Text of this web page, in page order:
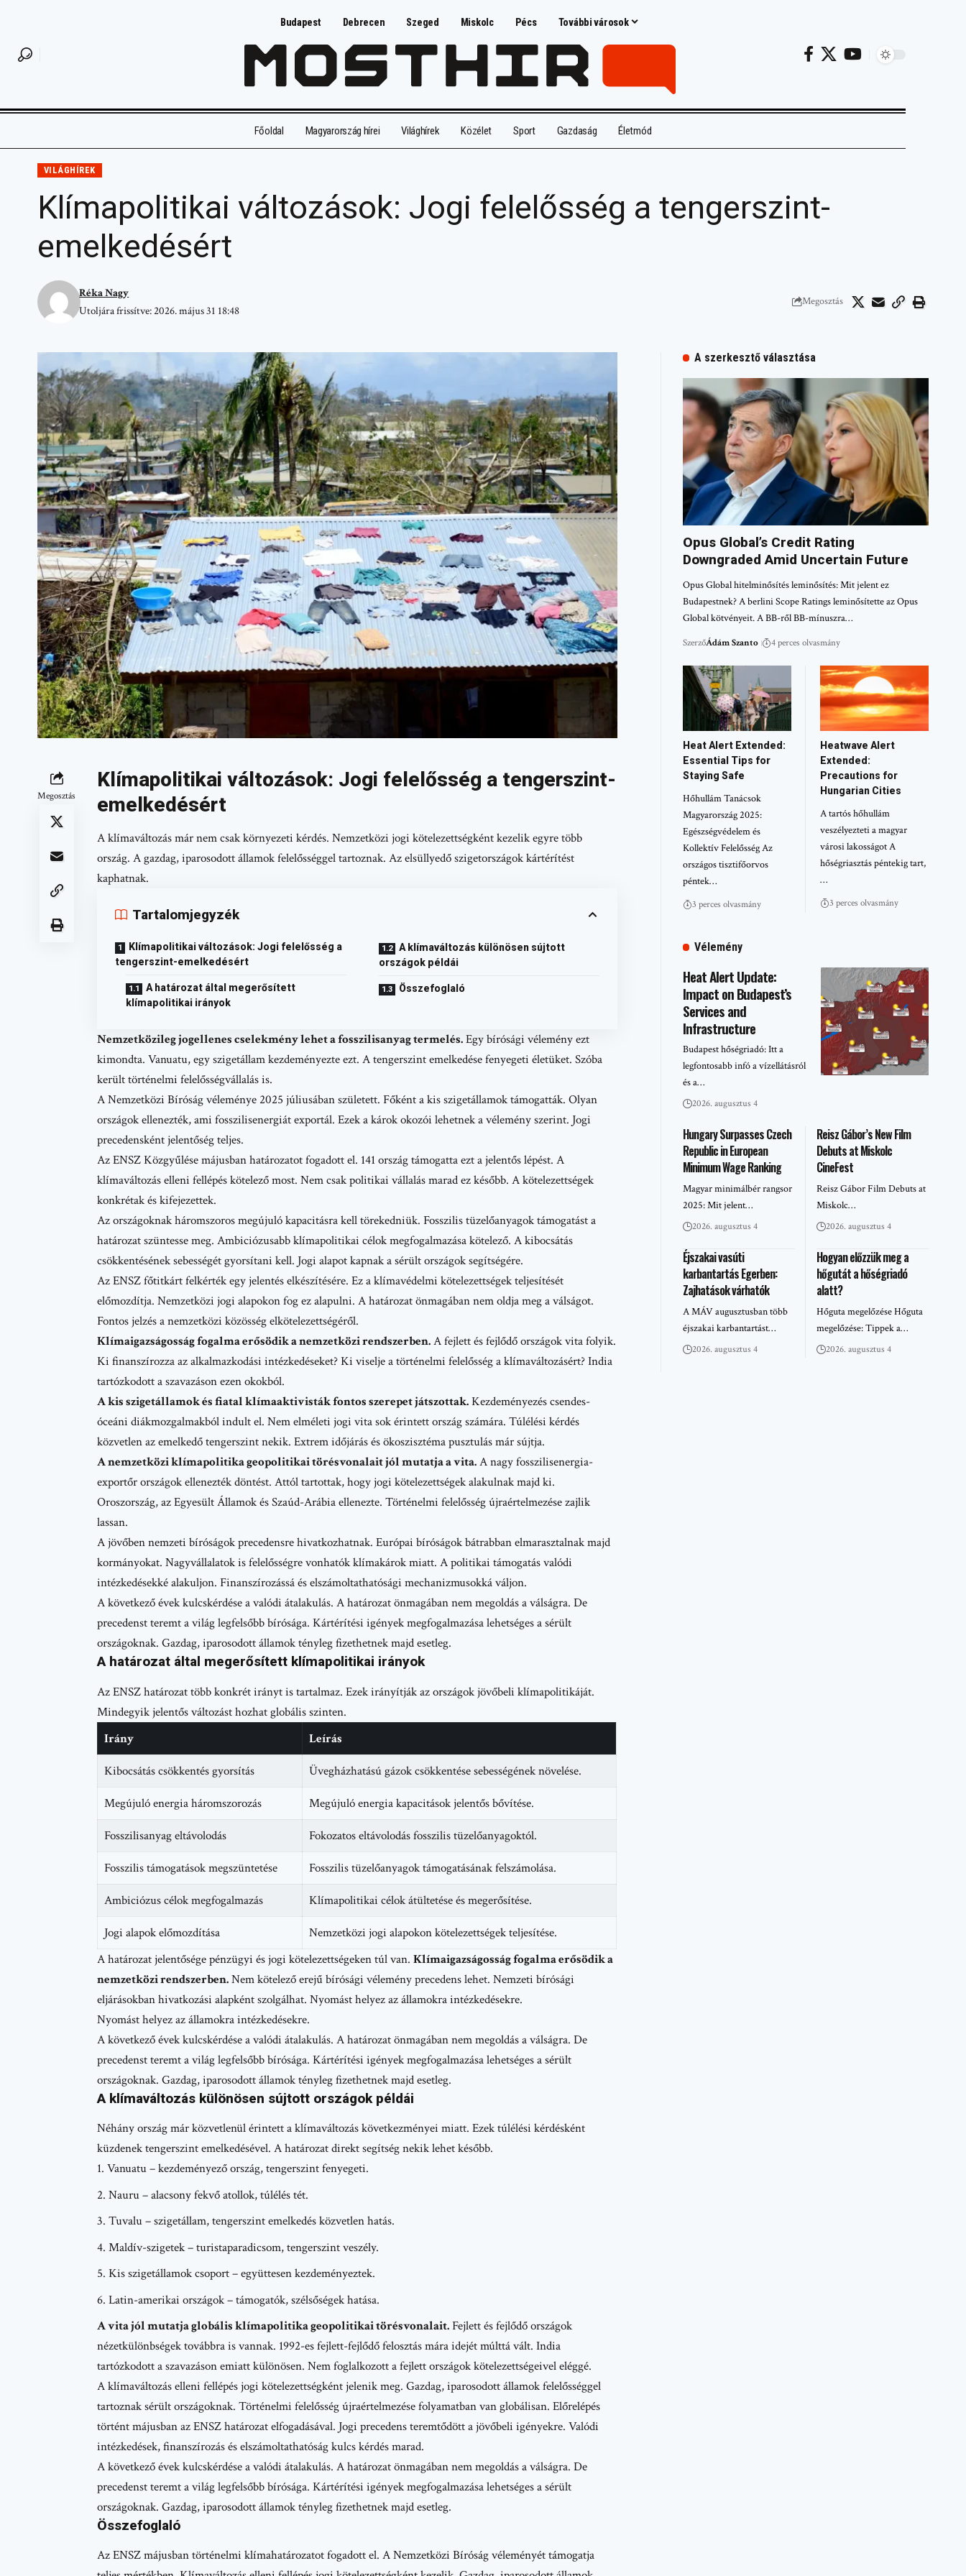
Budapest Debrecen Szeged Miskolc Pécs További városok
Főoldal Magyarország hírei Világhírek Közélet Sport Gazdaság Életmód
VILÁGHÍREK
Klímapolitikai változások: Jogi felelősség a tengerszint-
emelkedésért
Utoljára frissítve: 2026. május 31 18:48
Réka Nagy
Megosztás
Megosztás
Klímapolitikai változások: Jogi felelősség a tengerszint-
emelkedésért
A klímaváltozás már nem csak környezeti kérdés. Nemzetközi jogi kötelezettségként kezelik egyre több
ország. A gazdag, iparosodott államok felelősséggel tartoznak. Az elsüllyedő szigetországok kártérítést
kaphatnak.
Tartalomjegyzék
Klímapolitikai változások: Jogi felelősség a
tengerszint-emelkedésért
A határozat által megerősített
klímapolitikai irányok
A klímaváltozás különösen sújtott
országok példái
Összefoglaló
Nemzetközileg jogellenes cselekmény lehet a fosszilisanyag termelés.Egy bírósági vélemény ezt
kimondta. Vanuatu, egy szigetállam kezdeményezte ezt. A tengerszint emelkedése fenyegeti életüket. Szóba
került történelmi felelősségvállalás is.
A Nemzetközi Bíróság véleménye 2025 júliusában született. Főként a kis szigetállamok támogatták. Olyan
országok ellenezték, ami fosszilisenergiát exportál. Ezek a károk okozói lehetnek a vélemény szerint. Jogi
precedensként jelentőség teljes.
Az ENSZ Közgyűlése májusban határozatot fogadott el. 141 ország támogatta ezt a jelentős lépést. A
klímaváltozás elleni fellépés kötelező most. Nem csak politikai vállalás marad ez később. A kötelezettségek
konkrétak és kifejezettek.
Az országoknak háromszoros megújuló kapacitásra kell törekedniük. Fosszilis tüzelőanyagok támogatást a
határozat szüntesse meg. Ambiciózusabb klímapolitikai célok megfogalmazása kötelező. A kibocsátás
csökkentésének sebességét gyorsítani kell. Jogi alapot kapnak a sérült országok segítségére.
Az ENSZ főtitkárt felkérték egy jelentés elkészítésére. Ez a klímavédelmi kötelezettségek teljesítését
előmozdítja. Nemzetközi jogi alapokon fog ez alapulni. A határozat önmagában nem oldja meg a válságot.
Fontos jelzés a nemzetközi közösség elkötelezettségéről.
Klímaigazságosság fogalma erősödik a nemzetközi rendszerben.A fejlett és fejlődő országok vita folyik.
Ki finanszírozza az alkalmazkodási intézkedéseket? Ki viselje a történelmi felelősség a klímaváltozásért? India
tartózkodott a szavazáson ezen okokból.
A kis szigetállamok és fiatal klímaaktivisták fontos szerepet játszottak.Kezdeményezés csendes-
óceáni diákmozgalmakból indult el. Nem elméleti jogi vita sok érintett ország számára. Túlélési kérdés
közvetlen az emelkedő tengerszint nekik. Extrem időjárás és ökoszisztéma pusztulás már sújtja.
A nemzetközi klímapolitika geopolitikai törésvonalait jól mutatja a vita.A nagy fosszilisenergia-
exportőr országok ellenezték döntést. Attól tartottak, hogy jogi kötelezettségek alakulnak majd ki.
Oroszország, az Egyesült Államok és Szaúd-Arábia ellenezte. Történelmi felelősség újraértelmezése zajlik
lassan.
A jövőben nemzeti bíróságok precedensre hivatkozhatnak. Európai bíróságok bátrabban elmarasztalnak majd
kormányokat. Nagyvállalatok is felelősségre vonhatók klímakárok miatt. A politikai támogatás valódi
intézkedésekké alakuljon. Finanszírozássá és elszámoltathatósági mechanizmusokká váljon.
A következő évek kulcskérdése a valódi átalakulás. A határozat önmagában nem megoldás a válságra. De
precedenst teremt a világ legfelsőbb bírósága. Kártérítési igények megfogalmazása lehetséges a sérült
országoknak. Gazdag, iparosodott államok tényleg fizethetnek majd esetleg.
A határozat által megerősített klímapolitikai irányok
Az ENSZ határozat több konkrét irányt is tartalmaz. Ezek irányítják az országok jövőbeli klímapolitikáját.
Mindegyik jelentős változást hozhat globális szinten.
Irány
Leírás
Kibocsátás csökkentés gyorsítás Üvegházhatású gázok csökkentése sebességének növelése.
Megújuló energia háromszorozás Megújuló energia kapacitások jelentős bővítése.
Fosszilisanyag eltávolodás Fokozatos eltávolodás fosszilis tüzelőanyagoktól.
Fosszilis támogatások megszüntetése Fosszilis tüzelőanyagok támogatásának felszámolása.
Ambiciózus célok megfogalmazás Klímapolitikai célok átültetése és megerősítése.
Jogi alapok előmozdítása
Nemzetközi jogi alapokon kötelezettségek teljesítése.
A határozat jelentősége pénzügyi és jogi kötelezettségeken túl van. Klímaigazságosság fogalma erősödik a
nemzetközi rendszerben.Nem kötelező erejű bírósági vélemény precedens lehet. Nemzeti bírósági
eljárásokban hivatkozási alapként szolgálhat. Nyomást helyez az államokra intézkedésekre.
Nyomást helyez az államokra intézkedésekre.
A következő évek kulcskérdése a valódi átalakulás. A határozat önmagában nem megoldás a válságra. De
precedenst teremt a világ legfelsőbb bírósága. Kártérítési igények megfogalmazása lehetséges a sérült
országoknak. Gazdag, iparosodott államok tényleg fizethetnek majd esetleg.
A klímaváltozás különösen sújtott országok példái
Néhány ország már közvetlenül érintett a klímaváltozás következményei miatt. Ezek túlélési kérdésként
küzdenek tengerszint emelkedésével. A határozat direkt segítség nekik lehet később.
Vanuatu – kezdeményező ország, tengerszint fenyegeti.
Nauru – alacsony fekvő atollok, túlélés tét.
Tuvalu – szigetállam, tengerszint emelkedés közvetlen hatás.
Maldív-szigetek – turistaparadicsom, tengerszint veszély.
Kis szigetállamok csoport – együttesen kezdeményeztek.
Latin-amerikai országok – támogatók, szélsőségek hatása.
A vita jól mutatja globális klímapolitika geopolitikai törésvonalait.Fejlett és fejlődő országok
nézetkülönbségek továbbra is vannak. 1992-es fejlett-fejlődő felosztás mára idejét múlttá vált. India
tartózkodott a szavazáson emiatt különösen. Nem foglalkozott a fejlett országok kötelezettségeivel eléggé.
A klímaváltozás elleni fellépés jogi kötelezettségként jelenik meg. Gazdag, iparosodott államok felelősséggel
tartoznak sérült országoknak. Történelmi felelősség újraértelmezése folyamatban van globálisan. Előrelépés
történt májusban az ENSZ határozat elfogadásával. Jogi precedens teremtődött a jövőbeli igényekre. Valódi
intézkedések, finanszírozás és elszámoltathatóság kulcs kérdés marad.
A következő évek kulcskérdése a valódi átalakulás. A határozat önmagában nem megoldás a válságra. De
precedenst teremt a világ legfelsőbb bírósága. Kártérítési igények megfogalmazása lehetséges a sérült
országoknak. Gazdag, iparosodott államok tényleg fizethetnek majd esetleg.
Összefoglaló
Az ENSZ májusban történelmi klímahatározatot fogadott el. A Nemzetközi Bíróság véleményét támogatja
A szerkesztő választása
Opus Global’s Credit Rating
Downgraded Amid Uncertain Future
Opus Global hitelminősítés leminősítés: Mit jelent ez
Budapestnek? A berlini Scope Ratings leminősítette az Opus
Global kötvényeit. A BB-ről BB-mínuszra…
SzerzőÁdám Szanto 4 perces olvasmány
Heat Alert Extended:
Essential Tips for
Staying Safe
Hőhullám Tanácsok
Magyarország 2025:
Egészségvédelem és
Kollektív Felelősség Az
országos tisztifőorvos
péntek…
3 perces olvasmány
Heatwave Alert
Extended:
Precautions for
Hungarian Cities
A tartós hőhullám
veszélyezteti a magyar
városi lakosságot A
hőségriasztás péntekig tart,
…
3 perces olvasmány
Vélemény
Heat Alert Update:
Impact on Budapest’s
Services and
Infrastructure
Budapest hőségriadó: Itt a
legfontosabb infó a vízellátásról
és a…
2026. augusztus 4
Hungary Surpasses Czech
Republic in European
Minimum Wage Ranking
Magyar minimálbér rangsor
2025: Mit jelent…
2026. augusztus 4
Reisz Gábor’s New Film
Debuts at Miskolc
CineFest
Reisz Gábor Film Debuts at
Miskolc…
2026. augusztus 4
Éjszakai vasúti
karbantartás Egerben:
Zajhatások várhatók
A MÁV augusztusban több
éjszakai karbantartást…
2026. augusztus 4
Hogyan előzzük meg a
hőgutát a hőségriadó
alatt?
Hőguta megelőzése Hőguta
megelőzése: Tippek a…
2026. augusztus 4